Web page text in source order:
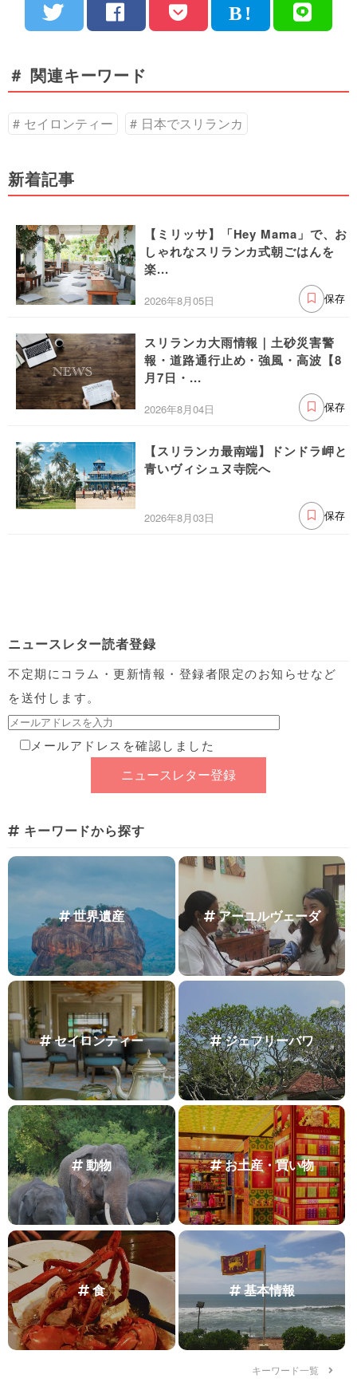
＃ 関連キーワード
セイロンティー 日本でスリランカ
新着記事
【ミリッサ】「Hey Mama」で、お
しゃれなスリランカ式朝ごはんを
楽...
2026年8月05日 保存
スリランカ大雨情報｜土砂災害警
報・道路通行止め・強風・高波【8
月7日・...
2026年8月04日 保存
【スリランカ最南端】ドンドラ岬と
青いヴィシュヌ寺院へ
2026年8月03日 保存
ニュースレター読者登録
不定期にコラム・更新情報・登録者限定のお知らせなど
を送付します。
メールアドレスを確認しました
キーワードから探す
世界遺産 アーユルヴェーダ
セイロンティー ジェフリーバワ
動物 お土産・買い物
食 基本情報
キーワード一覧